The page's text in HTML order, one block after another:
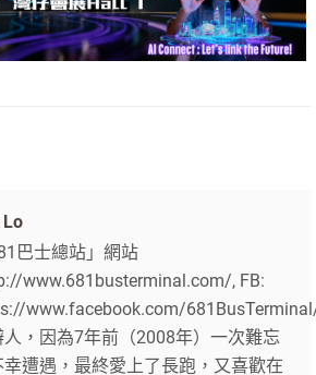
Lo
巴士總站」網站
www.681busterminal.com/, FB:
www.facebook.com/
人，因為7年前（2008年）一次難忘
幸遭遇，最終愛上了長跑，又喜歡在